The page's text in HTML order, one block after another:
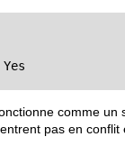
comme
pas en